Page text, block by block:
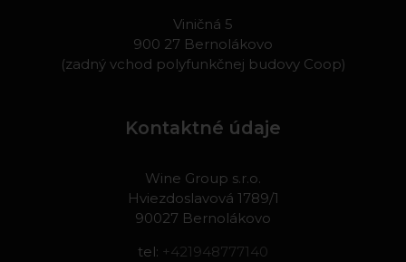
Viničná 5
900 27 Bernolákovo
(zadný vchod polyfunkčnej budovy Coop)
Kontaktné údaje
Wine Group s.r.o.
Hviezdoslavová 1789/1
90027 Bernolákovo
tel: +421948777140